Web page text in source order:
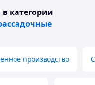
в категории
производство